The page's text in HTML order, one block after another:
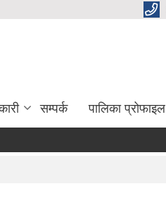
सम्पर्क पालिका प्रोफाइल